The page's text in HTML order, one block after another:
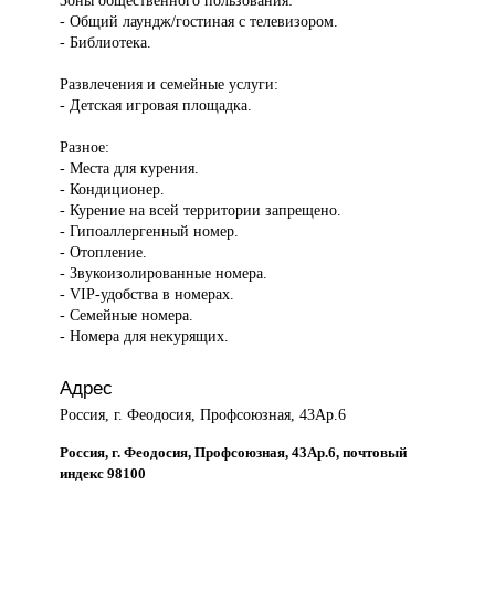
- Общий лаундж/гостиная с телевизором.
- Библиотека.
Развлечения и семейные услуги:
- Детская игровая площадка.
Разное:
- Места для курения.
- Кондиционер.
- Курение на всей территории запрещено.
- Гипоаллергенный номер.
- Отопление.
- Звукоизолированные номера.
- VIP-удобства в номерах.
- Семейные номера.
- Номера для некурящих.
Адрес
Россия, г. Феодосия, Профсоюзная, 43Ap.6
Россия, г. Феодосия, Профсоюзная, 43Ap.6, почтовый
индекс 98100